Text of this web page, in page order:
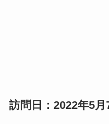
訪問日：2022年5月